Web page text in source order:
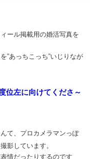
ール掲載用の婚活写真を
”あっちこっち”いじりなが
位左に向けてくださ～
て、プロカメラマンっぽ
影しています。
情だったりするのです